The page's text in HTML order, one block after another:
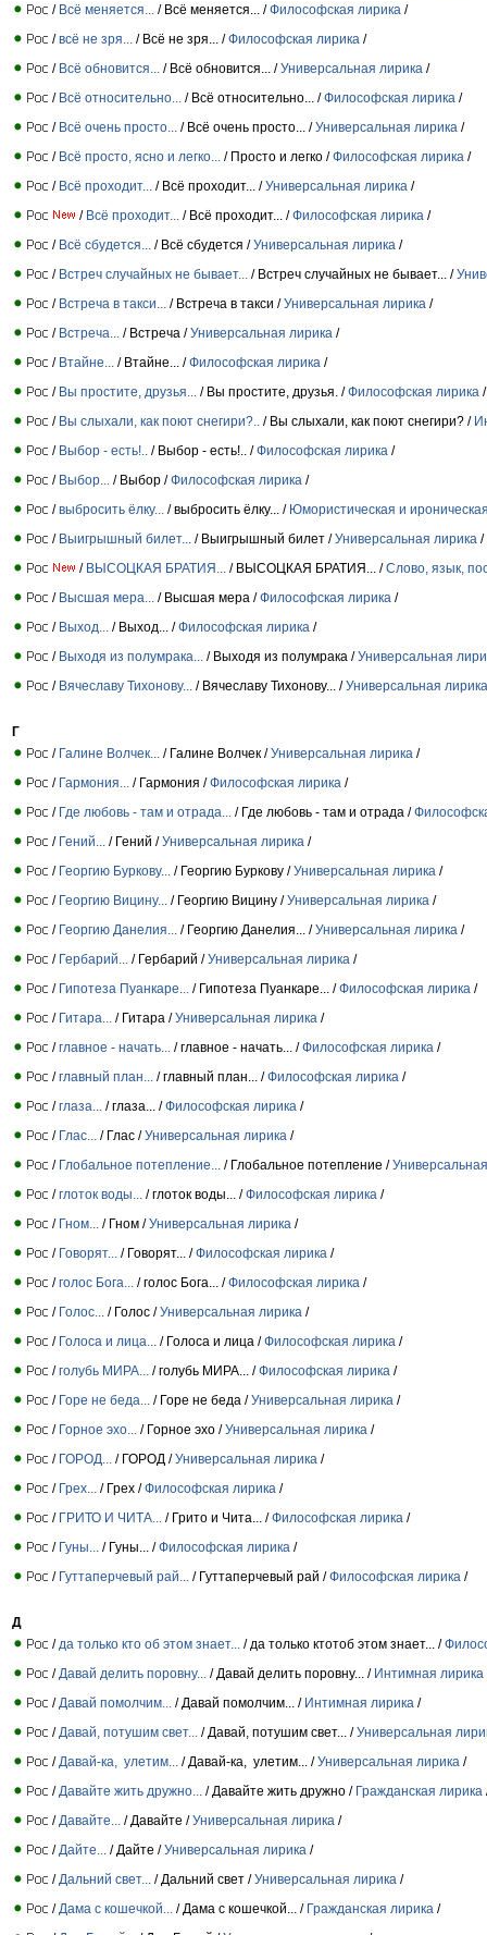
/ Всё меняется... / Всё меняется... /Философская лирика /
/всё не зря... / Всё не зря... /Философская лирика /
/ Всё обновится... / Всё обновится... /Универсальная лирика /
/ Всё относительно... / Всё относительно... /Философская лирика /
/ Всё очень просто... / Всё очень просто... /Универсальная лирика /
/ Всё просто, ясно и легко... / Просто и легко /Философская лирика /
/ Всё проходит... / Всё проходит... /Универсальная лирика /
/ Всё проходит... / Всё проходит... /Философская лирика /
/ Всё сбудется... / Всё сбудется /Универсальная лирика /
/ Встреч случайных не бывает... / Встреч случайных не бывает... /
/ Встреча в такси... / Встреча в такси /Универсальная лирика /
/ Встреча... / Встреча /Универсальная лирика /
/ Втайне... / Втайне... /Философская лирика /
/ Вы простите, друзья... / Вы простите, друзья. /Философская лирика /
/ Вы слыхали, как поют снегири?.. / Вы слыхали, как поют снегири? /
/ Выбор - есть!.. / Выбор - есть!.. /Философская лирика /
/ Выбор... / Выбор /Философская лирика /
/выбросить ёлку... / выбросить ёлку... / Юмористическая и
/ Выигрышный билет... / Выигрышный билет /Универсальная лирика /
/ ВЫСОЦКАЯ БРАТИЯ... / ВЫСОЦКАЯ БРАТИЯ... /Слово, язык,
/ Высшая мера... / Высшая мера /Философская лирика /
/ Выход... / Выход... /Философская лирика /
/ Выходя из полумрака... / Выходя из полумрака /Универсальная
/ Вячеславу Тихонову... / Вячеславу Тихонову... /Универсальная лирика
Г
/ Галине Волчек... / Галине Волчек /Универсальная лирика /
/ Гармония... / Гармония /Философская лирика /
/ Где любовь - там и отрада... / Где любовь - там и отрада /
/ Гений... / Гений /Универсальная лирика /
/ Георгию Буркову... / Георгию Буркову /Универсальная лирика /
/ Георгию Вицину... / Георгию Вицину /Универсальная лирика /
/ Георгию Данелия... / Георгию Данелия... /Универсальная лирика /
/ Гербарий... / Гербарий /Универсальная лирика /
/ Гипотеза Пуанкаре... / Гипотеза Пуанкаре... /Философская лирика /
/ Гитара... / Гитара /Универсальная лирика /
/главное - начать... / главное - начать... /Философская лирика /
/главный план... / главный план... /Философская лирика /
/глаза... / глаза... /Философская лирика /
/ Глас... / Глас /Универсальная лирика /
/ Глобальное потепление... / Глобальное потепление /
/глоток воды... / глоток воды... /Философская лирика /
/ Гном... / Гном /Универсальная лирика /
/ Говорят... / Говорят... /Философская лирика /
/голос Бога... / голос Бога... /Философская лирика /
/ Голос... / Голос /Универсальная лирика /
/ Голоса и лица... / Голоса и лица /Философская лирика /
/голубь МИРА... / голубь МИРА... /Философская лирика /
/ Горе не беда... / Горе не беда /Универсальная лирика /
/ Горное эхо... / Горное эхо /Универсальная лирика /
/ ГОРОД... / ГОРОД /Универсальная лирика /
/ Грех... / Грех /Философская лирика /
/ ГРИТО И ЧИТА... / Грито и Чита... /Философская лирика /
/ Гуны... / Гуны... /Философская лирика /
/ Гуттаперчевый рай... / Гуттаперчевый рай /Философская лирика /
Д
/ да только кто об этом знает... / да только ктотоб этом знает... /
/ Давай делить поровну... / Давай делить поровну... / Интимная лирика
/ Давай помолчим... / Давай помолчим... / Интимная лирика /
/ Давай, потушим свет... / Давай, потушим свет... /Универсальная
/ Давай-ка, улетим... / Давай-ка, улетим... /Универсальная лирика /
/ Давайте жить дружно... / Давайте жить дружно / Гражданская лирика
/ Давайте... / Давайте /Универсальная лирика /
/ Дайте... / Дайте /Универсальная лирика /
/ Дальний свет... / Дальний свет /Универсальная лирика /
/ Дама с кошечкой... / Дама с кошечкой... / Гражданская лирика /